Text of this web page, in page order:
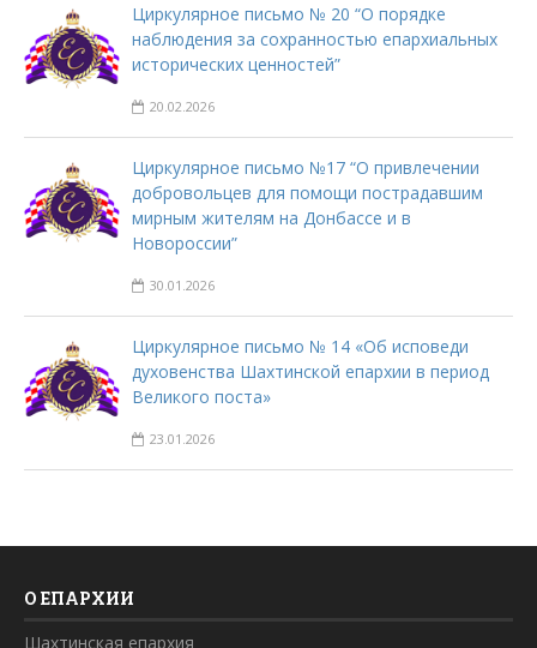
Циркулярное письмо № 20 “О порядке
наблюдения за сохранностью епархиальных
исторических ценностей”
20.02.2026
Циркулярное письмо №17 “О привлечении
добровольцев для помощи пострадавшим
мирным жителям на Донбассе и в
Новороссии”
30.01.2026
Циркулярное письмо № 14 «Об исповеди
духовенства Шахтинской епархии в период
Великого поста»
23.01.2026
О ЕПАРХИИ
Шахтинская епархия